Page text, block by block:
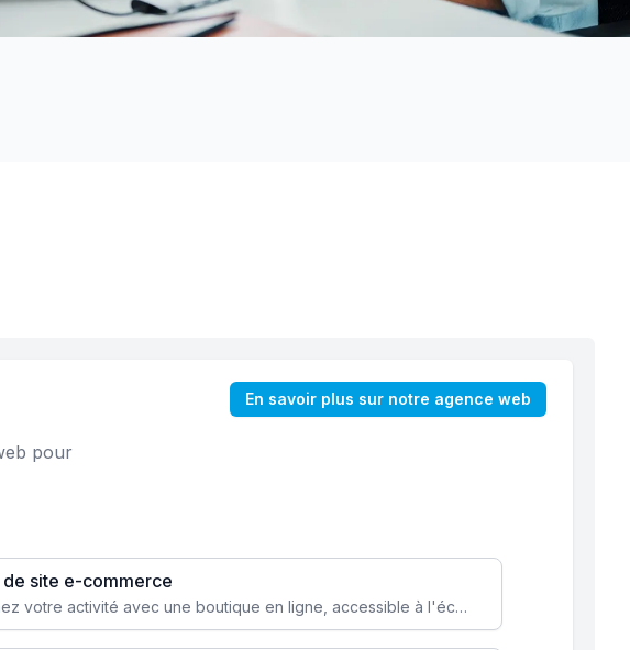
En savoir plus sur notre agence web
pour
de site e-commerce
Transformez votre activité avec une boutique en ligne, accessible à l'échelle mondiale 24/7.